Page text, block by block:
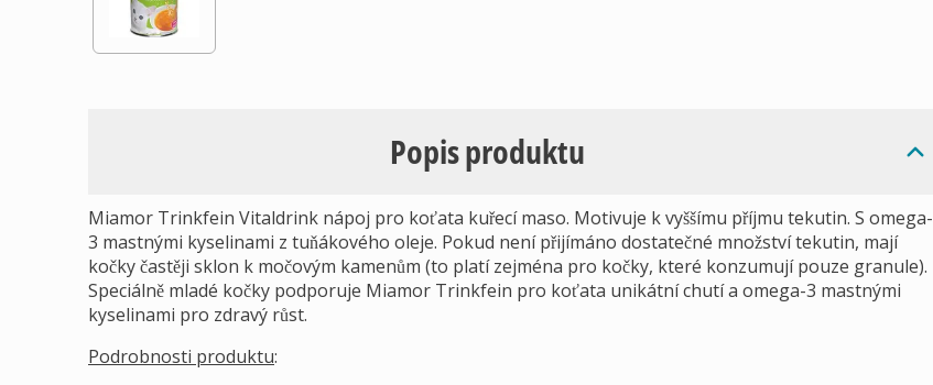
Popis produktu
Miamor Trinkfein Vitaldrink nápoj pro koťata kuřecí maso. Motivuje k vyššímu příjmu tekutin. S omega-
3 mastnými kyselinami z tuňákového oleje. Pokud není přijímáno dostatečné množství tekutin, mají
kočky častěji sklon k močovým kamenům (to platí zejména pro kočky, které konzumují pouze granule).
Speciálně mladé kočky podporuje Miamor Trinkfein pro koťata unikátní chutí a omega-3 mastnými
kyselinami pro zdravý růst.
Podrobnosti produktu: